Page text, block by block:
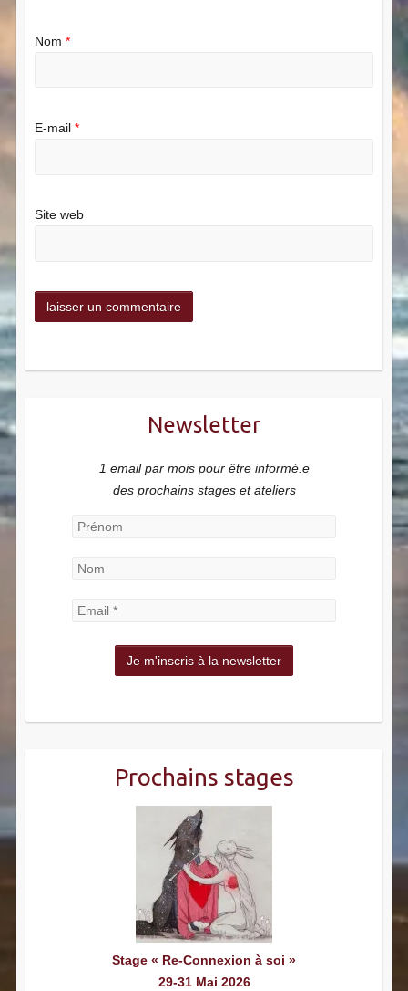
Nom *
E-mail *
Site web
Newsletter
1 email par mois pour être informé.e
des prochains stages et ateliers
Prochains stages
Stage « Re-Connexion à soi »
29-31 Mai 2026